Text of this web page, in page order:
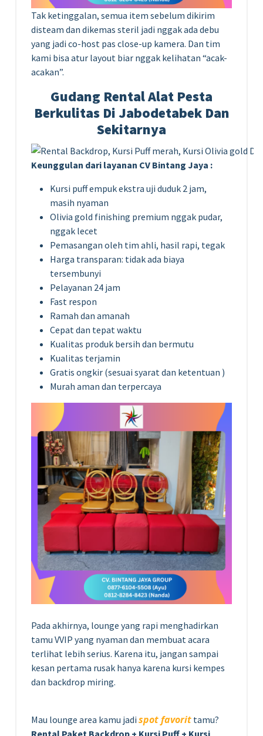
Tak ketinggalan, semua item sebelum dikirim
disteam dan dikemas steril jadi nggak ada debu
yang jadi co-host pas close-up kamera. Dan tim
kami bisa atur layout biar nggak kelihatan “acak-
acakan”.
Gudang Rental Alat Pesta
Berkulitas Di Jabodetabek Dan
Sekitarnya
Keunggulan dari layanan CV Bintang Jaya :
Kursi puff empuk ekstra uji duduk 2 jam,
masih nyaman
Olivia gold finishing premium nggak pudar,
nggak lecet
Pemasangan oleh tim ahli, hasil rapi, tegak
Harga transparan: tidak ada biaya
tersembunyi
Pelayanan 24 jam
Fast respon
Ramah dan amanah
Cepat dan tepat waktu
Kualitas produk bersih dan bermutu
Kualitas terjamin
Gratis ongkir (sesuai syarat dan ketentuan )
Murah aman dan terpercaya
Pada akhirnya, lounge yang rapi menghadirkan
tamu VVIP yang nyaman dan membuat acara
terlihat lebih serius. Karena itu, jangan sampai
kesan pertama rusak hanya karena kursi kempes
dan backdrop miring.
Mau lounge area kamu jadi spot favorit tamu?
Rental Paket Backdrop + Kursi Puff + Kursi